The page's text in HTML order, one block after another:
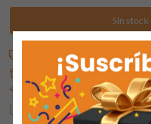
(por tiempo limitado)
En compras de cualquier valor
Contra entrega
Si deseas puedes pagar al recibir
Cambios gratis
Hasta 5 días después de tu compra
Compra 100% segura
Tus datos protegidos y tu compra